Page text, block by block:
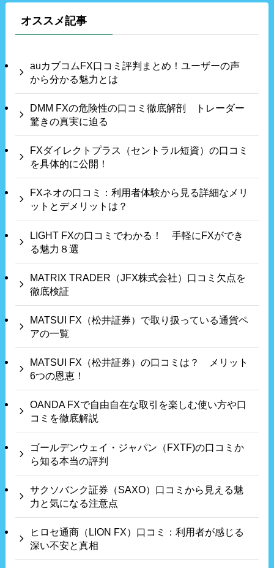
オススメ記事
auカブコムFX口コミ評判まとめ！ユーザーの声
から分かる魅力とは
DMM FXの危険性の口コミ徹底解剖 トレーダー
驚きの真実に迫る
FXダイレクトプラス（セントラル短資）の口コミ
を具体的に公開！
FXネオの口コミ：利用者体験から見る詳細なメリ
ットとデメリットは？
LIGHT FXの口コミでわかる！ 手軽にFXができ
る魅力８選
MATRIX TRADER（JFX株式会社）口コミ欠点を
徹底検証
MATSUI FX（松井証券）で取り扱っている通貨ペ
アの一覧
MATSUI FX（松井証券）の口コミは？ メリット
6つの恩恵！
OANDA FXで自由自在な取引を楽しむ使い方や口
コミを徹底解説
ゴールデンウェイ・ジャパン（FXTF)の口コミか
ら知る本当の評判
サクソバンク証券（SAXO）口コミから見える魅
力と気になる注意点
ヒロセ通商（LION FX）口コミ：利用者が感じる
深い不安と真相